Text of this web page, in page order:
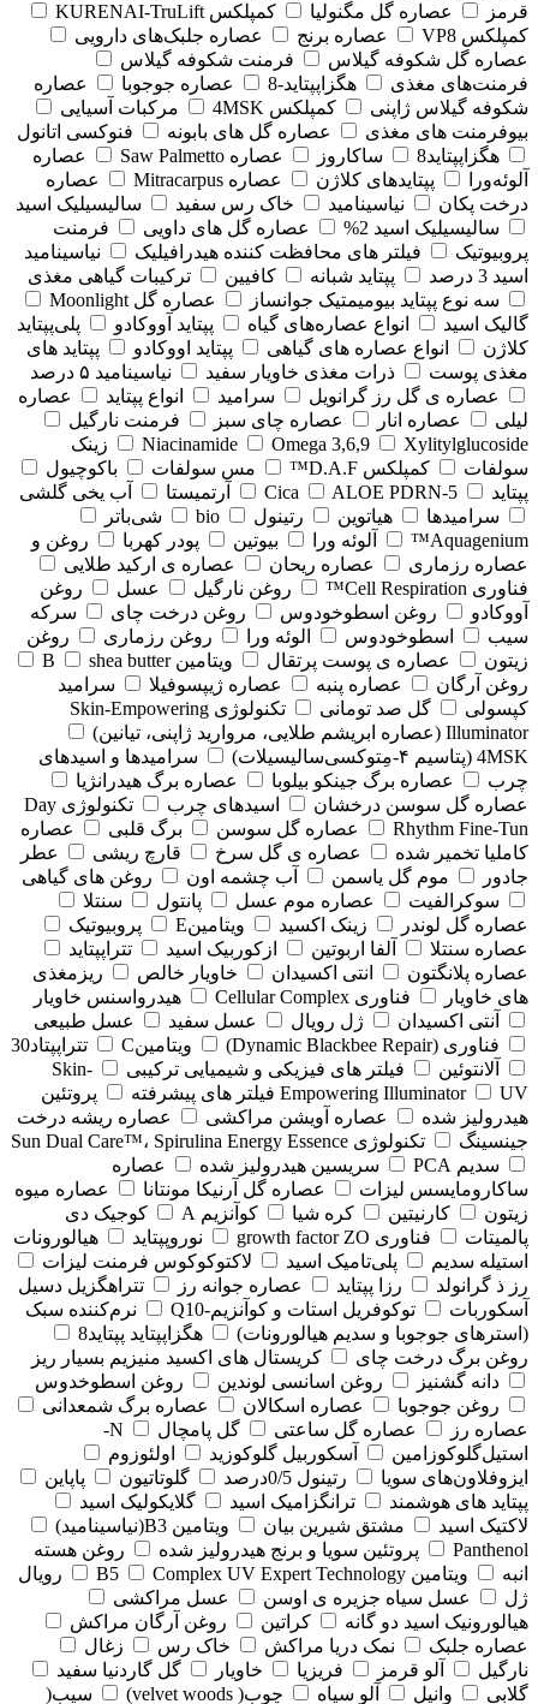
قرمز
عصاره گل مگنولیا
کمپلکس KURENAI-TruLift
کمپلکس VP8
عصاره برنج
عصاره جلبک‌های دارویی
عصاره گل شکوفه گیلاس
فرمنت شکوفه گیلاس
فرمنت‌های مغذی
هگزاپپتاید-8 عصاره جوجوبا
عصاره
شکوفه گیلاس ژاپنی
کمپلکس 4MSK
مرکبات آسیایی
بیوفرمنت های مغذی
عصاره گل های بابونه
فنوکسی اتانول
هگزاپپتاید8
ساکاروز عصاره Saw Palmetto
عصاره
آلوئه‌ورا
پپتایدهای کلاژن عصاره Mitracarpus
عصاره
درخت پکان
نیاسینامید خاک رس سفید
سالیسیلیک اسید
سالیسیلیک اسید 2%
عصاره گل های داویی
فرمنت
پروبیوتیک
فیلتر های محافظت کننده هیدرافیلیک
نیاسینامید
اسید 3 درصد
پپتاید شبانه کافیین
ترکیبات گیاهی مغذی
سه نوع پپتاید بیومیمتیک جوانساز
عصاره گل Moonlight
گالیک اسید
انواع عصاره‌های گیاه پپتاید آووکادو
پلی‌پپتاید
کلاژن
انواع عصاره های گیاهی پپتاید اووکادو
پپتاید های
مغذی پوست
ذرات مغذی خاویار سفید
نیاسینامید ۵ درصد
عصاره ی گل رز گرانویل
سرامید انواع پپتاید
عصاره
لیلی
عصاره انار عصاره چای سبز
فرمنت نارگیل
Niacinamide
Omega 3,6,9 Xylitylglucoside
زینک
سولفات
کمپلکس D.A.F™ مس سولفات
باکوچیول
پپتاید
5-Cica
ALOE PDRN آرتمیستا
آب یخی گلشی
سرامیدها
هیاتوین رتینول bio
شی‌باتر
Aquagenium™
آلوئه ورا بیوتین پودر کهربا
روغن و
عصاره رزماری
عصاره ریحان
عصاره ی ارکید طلایی
فناوری Cell Respiration™
روغن نارگیل عسل
روغن
آووکادو
روغن اسطوخودوس روغن درخت چای
سرکه
سیب
اسطوخودوس الوئه ورا روغن رزماری
روغن
زیتون
عصاره ی پوست پرتقال ویتامین Bshea butter
روغن آرگان
عصاره پنبه عصاره ژیپسوفیلا
سرامید
کپسولی
گل صد تومانی
تکنولوژی Skin-Empowering
Illuminator (عصاره ابریشم طلایی، مروارید ژاپنی، تیانین)
4MSK (پتاسیم ۴‑مِتوکسی‌سالیسیلات)
سرامیدها و اسیدهای
چرب
عصاره برگ جینکو بیلوبا
عصاره برگ هیدرانژیا
عصاره گل سوسن درخشان
اسیدهای چرب
تکنولوژی Day
Rhythm Fine‑Tun
عصاره گل سوسن برگ قلبی
عصاره
کاملیا تخمیر شده
عصاره ی گل سرخ قارچ ریشی
عطر
جادور
موم گل یاسمن آب چشمه اون
روغن های گیاهی
سوکرالفیت
عصاره موم عسل پانتول
سنتلا
عصاره گل لوندر
زینک اکسید ویتامینE
پروبیوتیک
عصاره سنتلا
آلفا اربوتین ازکوربیک اسید
تتراپپتاید
عصاره پلانگتون
انتی اکسیدان خاویار خالص
ریزمغذی
های خاویار
فناوری Cellular Complex
هیدرواسنس خاویار
آنتی اکسیدان
ژل رویال عسل سفید
عسل طبیعی
فناوری (‏Dynamic Blackbee Repair)
ویتامینC
تتراپپتاد30
آلانتوئین
فیلتر های فیزیکی و شیمیایی ترکیبی
Skin-
Empowering Illuminator
UV فیلتر های پیشرفته
پروتئین
هیدرولیز شده
عصاره آویشن مراکشی
عصاره ریشه درخت
جینسینگ
تکنولوژی Sun Dual Care™، Spirulina Energy Essence
سدیم PCA
سریسین هیدرولیز شده
عصاره
ساکارومایسس لیزات
عصاره گل آرنیکا مونتانا
عصاره میوه
زیتون
کارنیتین کره شیا کوآنزیم A
کوجیک دی
پالمیتات
فناوری growth factor ZO نوروپپتاید
هیالورونات
استیله سدیم
پلی‌تامیک اسید
لاکتوکوکوس فرمنت لیزات
رز ذ گرانولد
رزا پپتاید عصاره جوانه رز
تتراهگزیل دسیل
آسکوربات
توکوفریل استات و کوآنزیم-Q10
نرم‌کننده سبک
(استرهای جوجوبا و سدیم هیالورونات)
هگزاپپتاید پپتاید8
روغن برگ درخت چای
کریستال های اکسید منیزیم بسیار ریز
دانه گشنیز
روغن اسانسی لوندین
روغن اسطوخدوس
روغن جوجوبا
عصاره اسکالان
عصاره برگ شمعدانی
عصاره رز
عصاره گل ساعتی گل پامچال
N-
استیل‌گلوکوزامین
آسکوربیل گلوکوزید
اولئوزوم
ایزوفلاون‌های سویا
رتینول 0/5درصد گلوتاتیون
پاپاین
پپتاید های هوشمند
ترانگزامیک اسید
گلایکولیک اسید
لاکتیک اسید
مشتق شیرین بیان
ویتامین B3(نیاسینامید)
Panthenol
پروتئین سویا و برنج هیدرولیز شده
روغن هسته
انبه
ویتامین B5 Complex UV Expert Technology
رویال
ژل
عسل سیاه جزیره ی اوسن
عسل مراکشی
هیالورونیک اسید دو گانه
کراتین
روغن آرگان مراکش
عصاره جلبک
نمک دریا مراکش خاک رس
زغال
نارگیل
آلو قرمز فریزیا خاویار
گل گاردنیا سفید
گلابی
وانیل آلو سیاه چوب( velvet woods) سیب(